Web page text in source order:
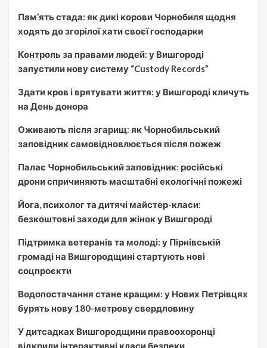
Пам’ять стада: як дикі корови Чорнобиля щодня
ходять до згорілої хати своєї господарки
Контроль за правами людей: у Вишгороді
запустили нову систему “Custody Records”
Здати кров і врятувати життя: у Вишгороді кличуть
на День донора
Оживають після згарищ: як Чорнобильський
заповідник самовідновлюється після пожеж
Палає Чорнобильський заповідник: російські
дрони спричиняють масштабні екологічні пожежі
Йога, психолог та дитячі майстер-класи:
безкоштовні заходи для жінок у Вишгороді
Підтримка ветеранів та молоді: у Пірнівській
громаді на Вишгородщині стартують нові
соцпроєкти
Водопостачання стане кращим: у Нових Петрівцях
бурять нову 180-метрову свердловину
У дитсадках Вишгородщини правоохоронці
відкрили інтерактивні класи безпеки